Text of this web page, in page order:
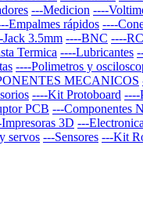
---Medicion ----
Empalmes rápidos ----
Jack 3.5mm ----BNC ----
Termica ----Lubricantes
----Polimetros y
MECANICOS
----Kit Protoboard ----
PCB ---Componentes
3D ---Electronica
servos ---Sensores ---Kit